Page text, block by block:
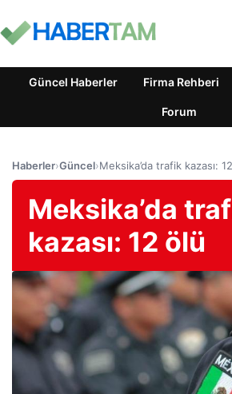
Güncel Haberler Firma Rehberi
Forum
Haberler›Güncel›Meksika’da trafik kazası:
Meksika’da
kazası: 12 ölü